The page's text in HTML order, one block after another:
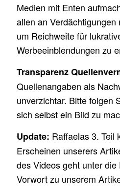
Medien mit Enten
allen an Verdächtigungen
um Reichweite für
Werbeeinblendungen zu
Transparenz
Quellenangaben als
unverzichtar. Bitte folgen
sich selbst ein Bild zu
Update: Raffaelas 3. Teil
Erscheinen unserers
des Videos geht unter
Vorwort zu unserem